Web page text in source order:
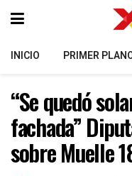
INICIO PRIMER
“Se quedó
fachada”
sobre Muelle